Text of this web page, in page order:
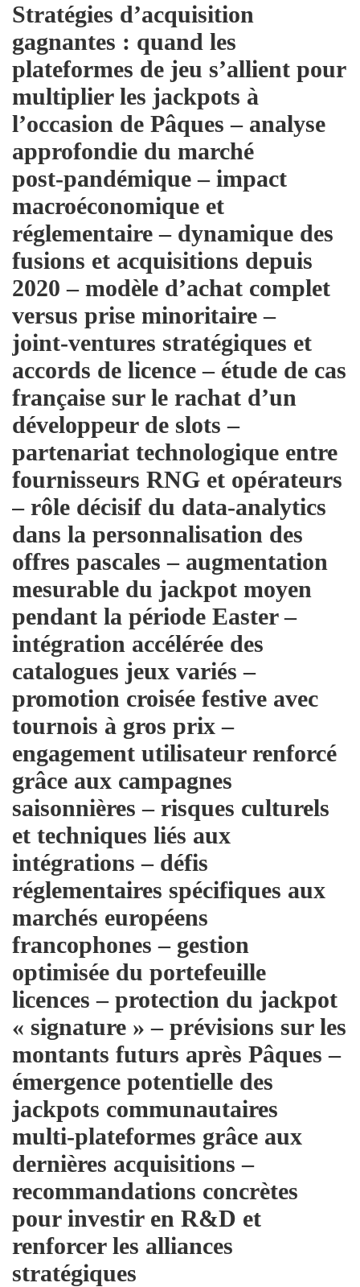
Stratégies d’acquisition
gagnantes : quand les
plateformes de jeu s’allient pour
multiplier les jackpots à
l’occasion de Pâques – analyse
approfondie du marché
post‑pandémique – impact
macroéconomique et
réglementaire – dynamique des
fusions et acquisitions depuis
2020 – modèle d’achat complet
versus prise minoritaire –
joint‑ventures stratégiques et
accords de licence – étude de cas
française sur le rachat d’un
développeur de slots –
partenariat technologique entre
fournisseurs RNG et opérateurs
– rôle décisif du data‑analytics
dans la personnalisation des
offres pascales – augmentation
mesurable du jackpot moyen
pendant la période Easter –
intégration accélérée des
catalogues jeux variés –
promotion croisée festive avec
tournois à gros prix –
engagement utilisateur renforcé
grâce aux campagnes
saisonnières – risques culturels
et techniques liés aux
intégrations – défis
réglementaires spécifiques aux
marchés européens
francophones – gestion
optimisée du portefeuille
licences – protection du jackpot
« signature » – prévisions sur les
montants futurs après Pâques –
émergence potentielle des
jackpots communautaires
multi‑plateformes grâce aux
dernières acquisitions –
recommandations concrètes
pour investir en R&D et
renforcer les alliances
stratégiques